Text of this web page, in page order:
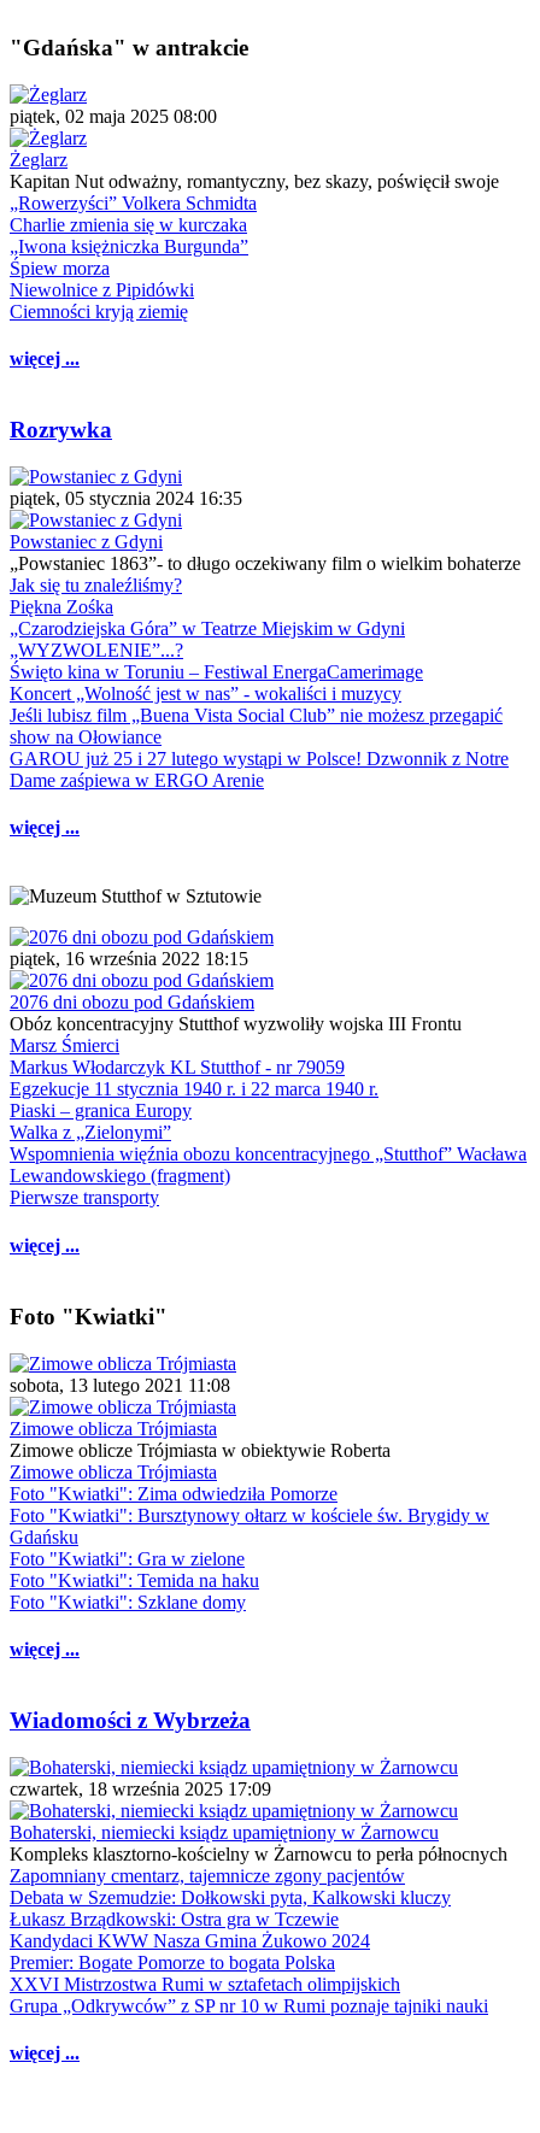
"Gdańska" w antrakcie
piątek, 02 maja 2025 08:00
Żeglarz
Kapitan Nut odważny, romantyczny, bez skazy, poświęcił swoje
„Rowerzyści” Volkera Schmidta
Charlie zmienia się w kurczaka
„Iwona księżniczka Burgunda”
Śpiew morza
Niewolnice z Pipidówki
Ciemności kryją ziemię
więcej ...
Rozrywka
piątek, 05 stycznia 2024 16:35
Powstaniec z Gdyni
„Powstaniec 1863”- to długo oczekiwany film o wielkim bohaterze
Jak się tu znaleźliśmy?
Piękna Zośka
„Czarodziejska Góra” w Teatrze Miejskim w Gdyni
„WYZWOLENIE”...?
Święto kina w Toruniu – Festiwal EnergaCamerimage
Koncert „Wolność jest w nas” - wokaliści i muzycy
Jeśli lubisz film „Buena Vista Social Club” nie możesz przegapić
show na Ołowiance
GAROU już 25 i 27 lutego wystąpi w Polsce! Dzwonnik z Notre
Dame zaśpiewa w ERGO Arenie
więcej ...
piątek, 16 września 2022 18:15
2076 dni obozu pod Gdańskiem
Obóz koncentracyjny Stutthof wyzwoliły wojska III Frontu
Marsz Śmierci
Markus Włodarczyk KL Stutthof - nr 79059
Egzekucje 11 stycznia 1940 r. i 22 marca 1940 r.
Piaski – granica Europy
Walka z „Zielonymi”
Wspomnienia więźnia obozu koncentracyjnego „Stutthof” Wacława
Lewandowskiego (fragment)
Pierwsze transporty
więcej ...
Foto "Kwiatki"
sobota, 13 lutego 2021 11:08
Zimowe oblicza Trójmiasta
Zimowe oblicze Trójmiasta w obiektywie Roberta
Zimowe oblicza Trójmiasta
Foto "Kwiatki": Zima odwiedziła Pomorze
Foto "Kwiatki": Bursztynowy ołtarz w kościele św. Brygidy w
Gdańsku
Foto "Kwiatki": Gra w zielone
Foto "Kwiatki": Temida na haku
Foto "Kwiatki": Szklane domy
więcej ...
Wiadomości z Wybrzeża
czwartek, 18 września 2025 17:09
Bohaterski, niemiecki ksiądz upamiętniony w Żarnowcu
Kompleks klasztorno-kościelny w Żarnowcu to perła północnych
Zapomniany cmentarz, tajemnicze zgony pacjentów
Debata w Szemudzie: Dołkowski pyta, Kalkowski kluczy
Łukasz Brządkowski: Ostra gra w Tczewie
Kandydaci KWW Nasza Gmina Żukowo 2024
Premier: Bogate Pomorze to bogata Polska
XXVI Mistrzostwa Rumi w sztafetach olimpijskich
Grupa „Odkrywców” z SP nr 10 w Rumi poznaje tajniki nauki
więcej ...